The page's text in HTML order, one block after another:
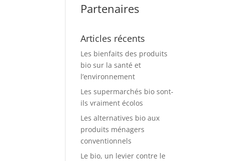
Partenaires
Articles récents
Les bienfaits des produits
bio sur la santé et
l’environnement
Les supermarchés bio sont-
ils vraiment écolos
Les alternatives bio aux
produits ménagers
conventionnels
Le bio, un levier contre le